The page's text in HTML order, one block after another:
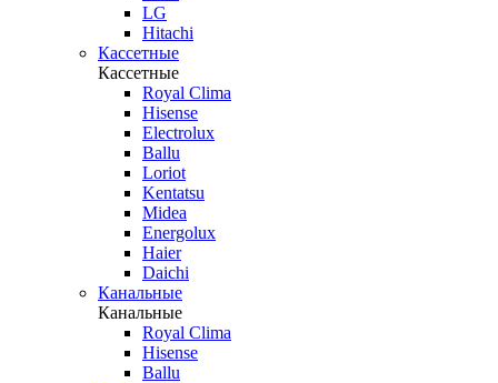
LG
Hitachi
Кассетные
Кассетные
Royal Clima
Hisense
Electrolux
Ballu
Loriot
Kentatsu
Midea
Energolux
Haier
Daichi
Канальные
Канальные
Royal Clima
Hisense
Ballu